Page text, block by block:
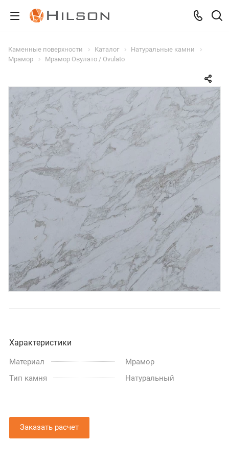
Каменные поверхности Каталог
Натуральные камни
Мрамор
Мрамор Овулато / Ovulato
Характеристики
Материал
Мрамор
Тип камня
Натуральный
Заказать расчет